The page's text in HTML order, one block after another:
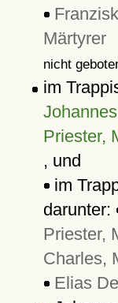
Märtyrer
nicht
im
Priester,
, und
im
darunter:
Priester,
Charles,
Elias